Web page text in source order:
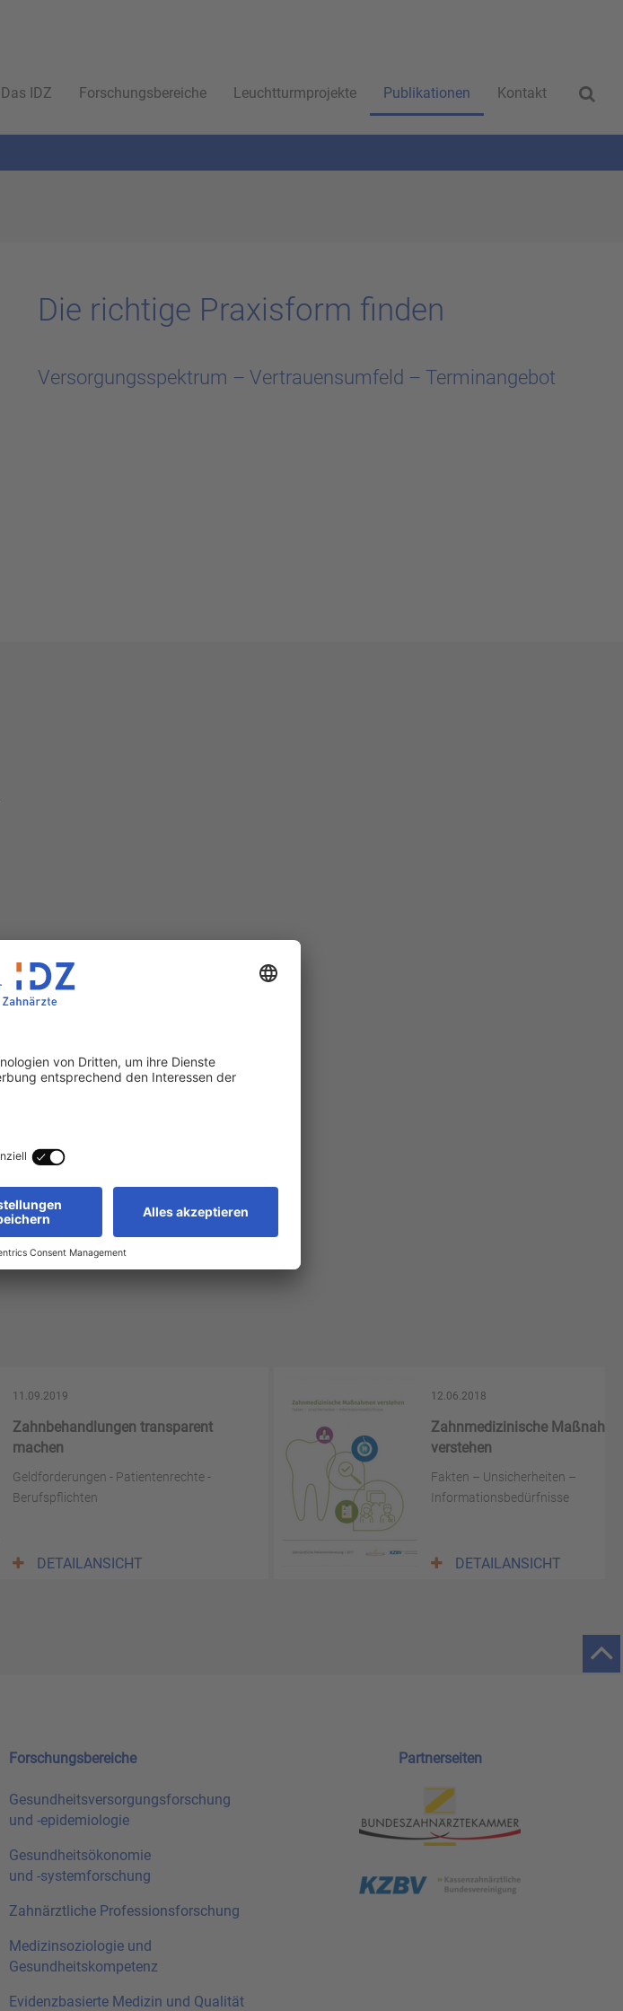
Das IDZ Forschungsbereiche Leuchtturmprojekte Publikationen Kontakt
Die rich­ti­ge Pra­xis­form fin­den
Versorgungsspektrum – Vertrauensumfeld – Terminangebot
11.09.2019
Zahnbehandlungen transparent
machen
Geldforderungen - Patientenrechte -
Berufspflichten
DETAILANSICHT
12.06.2018
Zahnmedizinische
verstehen
Fakten – Unsicherheiten –
Informationsbedürfnisse
DETAILANSICHT
Forschungsbereiche
Gesundheitsversorgungsforschung
und -epidemiologie
Gesundheitsökonomie
und -systemforschung
Zahnärztliche Professionsforschung
Medizinsoziologie und
Gesundheitskompetenz
Evidenzbasierte Medizin und Qualität
Partnerseiten